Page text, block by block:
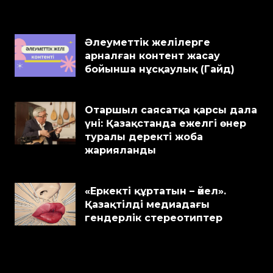
Әлеуметтік желілерге
арналған контент жасау
бойынша нұсқаулық (Гайд)
Отаршыл саясатқа қарсы дала
үні: Қазақстанда ежелгі өнер
туралы деректі жоба
жарияланды
«Еркекті құртатын – әйел».
Қазақтілді медиадағы
гендерлік стереотиптер